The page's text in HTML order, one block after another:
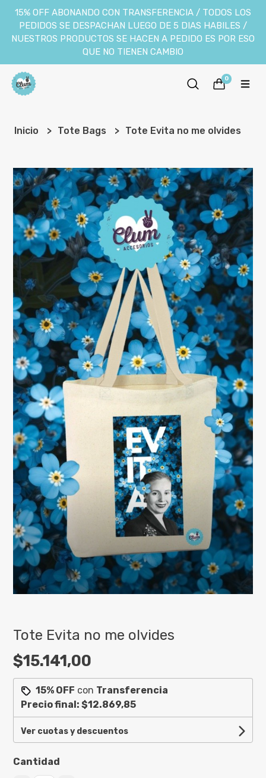
15% OFF ABONANDO CON TRANSFERENCIA / TODOS LOS
PEDIDOS SE DESPACHAN LUEGO DE 5 DIAS HABILES /
NUESTROS PRODUCTOS SE HACEN A PEDIDO ES POR ESO
QUE NO TIENEN CAMBIO
0
Inicio Tote Bags Tote Evita no me olvides
Tote Evita no me olvides
$15.141,00
15% OFF con Transferencia
Precio final:$12.869,85
Ver cuotas y descuentos
Cantidad